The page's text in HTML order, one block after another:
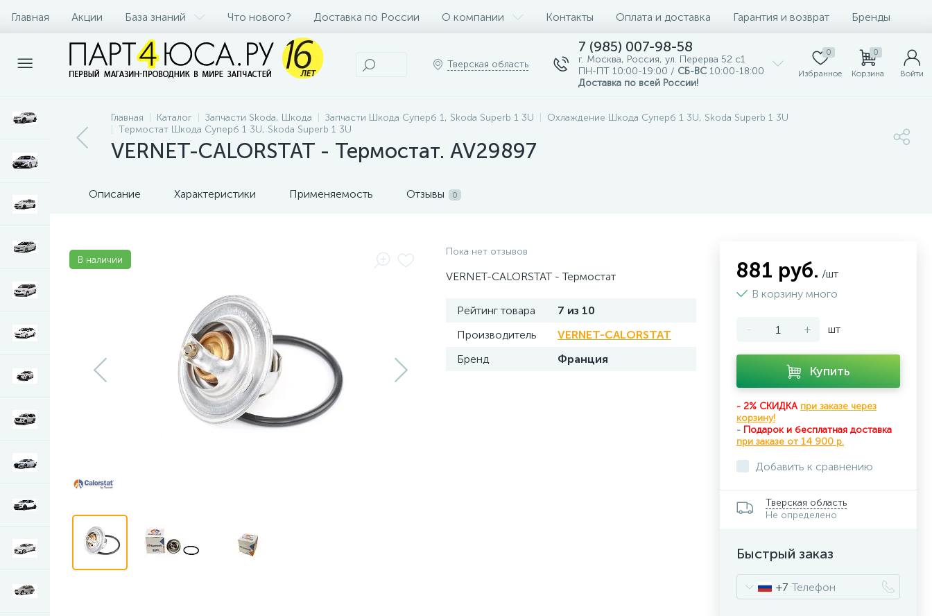
Главная Акции База знаний Что нового? Доставка по России О компании Контакты Оплата и доставка Гарантия и возврат Бренды
Тверская область
7 (985) 007-98-58
г. Москва, Россия, ул. Перерва 52 с1
ПН-ПТ 10:00-19:00 / СБ-ВС 10:00-18:00
Доставка по всей России!
0
Избранное
0
Корзина Войти
Главная Каталог Запчасти Skoda, Шкода Запчасти Шкода Суперб 1, Skoda Superb 1 3U
Охлаждение Шкода Суперб 1 3U, Skoda Superb 1 3U
Термостат Шкода Суперб 1 3U, Skoda Superb 1 3U
VERNET-CALORSTAT - Термостат. AV29897
Описание Характеристики Применяемость Отзывы 0
В наличии
Пока нет отзывов
VERNET-CALORSTAT - Термостат
Рейтинг товара
7 из 10
Производитель
VERNET-CALORSTAT
Бренд
Франция
881 руб. /шт
В корзину много
- + шт
Купить
- 2% СКИДКА при заказе через
корзину!
- Подарок и бесплатная доставка
при заказе от 14 900 р.
Добавить к сравнению
Тверская область
Не определено
Быстрый заказ
+7